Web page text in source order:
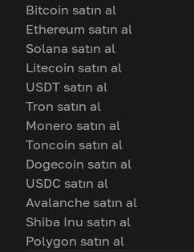
Bitcoin satın al
Ethereum satın al
Solana satın al
Litecoin satın al
USDT satın al
Tron satın al
Monero satın al
Toncoin satın al
Dogecoin satın al
USDC satın al
Avalanche satın al
Shiba Inu satın al
Polygon satın al